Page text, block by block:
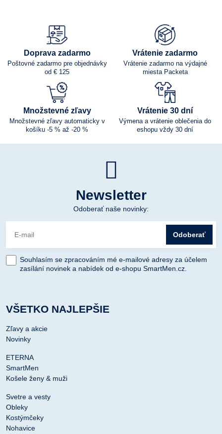
Doprava zadarmo
Poštovné zadarmo pre objednávky
od € 125
Vrátenie zadarmo
Vrátenie zadarmo na výdajné
miesta Packeta
Množstevné zľavy
Množstevné zľavy automaticky v
košíku -5 % až -20 %
Vrátenie 30 dní
Výmena a vrátenie oblečenia do
eshopu vždy 30 dní
Newsletter
Odoberať naše novinky:
Odoberať
Souhlasím se zpracováním mé e-mailové adresy za účelem
zasílání novinek a nabídek od e-shopu SmartMen.cz.
VŠETKO NAJLEPŠIE
Zľavy a akcie
Novinky
ETERNA
SmartMen
Košele ženy & muži
Svetre a vesty
Obleky
Kostýmčeky
Nohavice